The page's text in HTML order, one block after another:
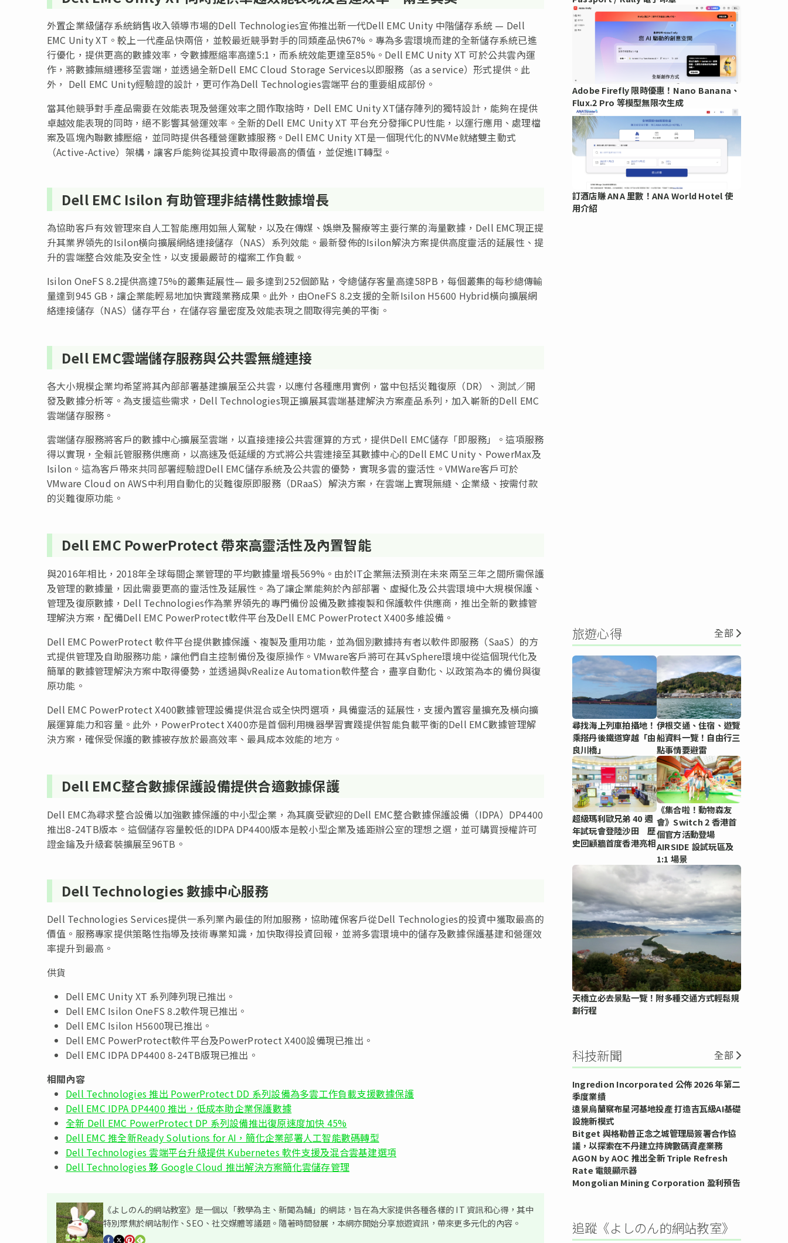
外置企業級儲存系統銷售收入領導市場的Dell Technologies宣佈推出新一代Dell EMC Unity 中階儲存系統 — Dell
EMC Unity XT。較上一代產品快兩倍，並較最近競爭對手的同類產品快67%。專為多雲環境而建的全新儲存系統已進
行優化，提供更高的數據效率，令數據壓縮率高達5:1，而系統效能更達至85%。Dell EMC Unity XT 可於公共雲內運
作，將數據無縫遷移至雲端，並透過全新Dell EMC Cloud Storage Services以即服務（as a service）形式提供。此
外， Dell EMC Unity經驗證的設計，更可作為Dell Technologies雲端平台的重要組成部份。
當其他競爭對手產品需要在效能表現及營運效率之間作取捨時，Dell EMC Unity XT儲存陣列的獨特設計，能夠在提供
卓越效能表現的同時，絕不影響其營運效率。全新的Dell EMC Unity XT 平台充分發揮CPU性能，以運行應用、處理檔
案及區塊內聯數據壓縮，並同時提供各種營運數據服務。Dell EMC Unity XT是一個現代化的NVMe就緒雙主動式
（Active-Active）架構，讓客戶能夠從其投資中取得最高的價值，並促進IT轉型。
Dell EMC Isilon 有助管理非結構性數據增長
為協助客戶有效管理來自人工智能應用如無人駕駛，以及在傳媒、娛樂及醫療等主要行業的海量數據，Dell EMC現正提
升其業界領先的Isilon橫向擴展網絡連接儲存（NAS）系列效能。最新發佈的Isilon解決方案提供高度靈活的延展性、提
升的雲端整合效能及安全性，以支援最嚴苛的檔案工作負載。
Isilon OneFS 8.2提供高達75%的叢集延展性— 最多達到252個節點，令總儲存客量高達58PB，每個叢集的每秒總傳輸
量達到945 GB，讓企業能輕易地加快實踐業務成果。此外，由OneFS 8.2支援的全新Isilon H5600 Hybrid橫向擴展網
絡連接儲存（NAS）儲存平台，在儲存容量密度及效能表現之間取得完美的平衡。
Dell EMC雲端儲存服務與公共雲無縫連接
各大小規模企業均希望將其內部部署基建擴展至公共雲，以應付各種應用實例，當中包括災難復原（DR）、測試／開
發及數據分析等。為支援這些需求，Dell Technologies現正擴展其雲端基建解決方案產品系列，加入嶄新的Dell EMC
雲端儲存服務。
雲端儲存服務將客戶的數據中心擴展至雲端，以直接連接公共雲運算的方式，提供Dell EMC儲存「即服務」。這項服務
得以實現，全賴託管服務供應商，以高速及低延緩的方式將公共雲連接至其數據中心的Dell EMC Unity、PowerMax及
Isilon。這為客戶帶來共同部署經驗證Dell EMC儲存系統及公共雲的優勢，實現多雲的靈活性。VMWare客戶可於
VMware Cloud on AWS中利用自動化的災難復原即服務（DRaaS）解決方案，在雲端上實現無縫、企業級、按需付款
的災難復原功能。
Dell EMC PowerProtect 帶來高靈活性及內置智能
與2016年相比，2018年全球每間企業管理的平均數據量增長569%。由於IT企業無法預測在未來兩至三年之間所需保護
及管理的數據量，因此需要更高的靈活性及延展性。為了讓企業能夠於內部部署、虛擬化及公共雲環境中大規模保護、
管理及復原數據，Dell Technologies作為業界領先的專門備份設備及數據複製和保護軟件供應商，推出全新的數據管
理解決方案，配備Dell EMC PowerProtect軟件平台及Dell EMC PowerProtect X400多維設備。
Dell EMC PowerProtect 軟件平台提供數據保護、複製及重用功能，並為個別數據持有者以軟件即服務（SaaS）的方
式提供管理及自助服務功能，讓他們自主控制備份及復原操作。VMware客戶將可在其vSphere環境中從這個現代化及
簡單的數據管理解決方案中取得優勢，並透過與vRealize Automation軟件整合，盡享自動化、以政策為本的備份與復
原功能。
Dell EMC PowerProtect X400數據管理設備提供混合或全快閃選項，具備靈活的延展性，支援內置容量擴充及橫向擴
展運算能力和容量。此外，PowerProtect X400亦是首個利用機器學習實踐提供智能負載平衡的Dell EMC數據管理解
決方案，確保受保護的數據被存放於最高效率、最具成本效能的地方。
Dell EMC整合數據保護設備提供合適數據保護
Dell EMC為尋求整合設備以加強數據保護的中小型企業，為其廣受歡迎的Dell EMC整合數據保護設備（IDPA）DP4400
推出8-24TB版本。這個儲存容量較低的IDPA DP4400版本是較小型企業及遙距辦公室的理想之選，並可購買授權許可
證金鑰及升級套裝擴展至96TB。
Dell Technologies 數據中心服務
Dell Technologies Services提供一系列業內最佳的附加服務，協助確保客戶從Dell Technologies的投資中獲取最高的
價值。服務專家提供策略性指導及技術專業知識，加快取得投資回報，並將多雲環境中的儲存及數據保護基建和營運效
率提升到最高。
供貨
Dell EMC Unity XT 系列陣列現已推出。
Dell EMC Isilon OneFS 8.2軟件現已推出。
Dell EMC Isilon H5600現已推出。
Dell EMC PowerProtect軟件平台及PowerProtect X400設備現已推出。
Dell EMC IDPA DP4400 8-24TB版現已推出。
相關內容
Dell Technologies 推出 PowerProtect DD 系列設備為多雲工作負載支援數據保護
Dell EMC IDPA DP4400 推出，低成本助企業保護數據
全新 Dell EMC PowerProtect DP 系列設備推出復原速度加快 45%
Dell EMC 推全新Ready Solutions for AI，簡化企業部署人工智能數碼轉型
Dell Technologies 雲端平台升級提供 Kubernetes 軟件支援及混合雲基建選項
Dell Technologies 夥 Google Cloud 推出解決方案簡化雲儲存管理
《よしのん的網站教室》是一個以「教學為主、新聞為輔」的網誌，旨在為大家提供各種各樣的 IT 資訊和心得，其中
特別聚焦於網站制作、SEO、社交媒體等議題。隨著時間發展，本網亦開始分享旅遊資訊，帶來更多元化的內容。
Adobe Firefly 限時優惠！Nano Banana、
Flux.2 Pro 等模型無限次生成
訂酒店賺 ANA 里數！ANA World Hotel 使
用介紹
旅遊心得 全部
尋找海上列車拍攝地！
乘搭丹後鐵道穿越「由
良川橋」
伊根交通、住宿、遊覽
船資料一覽！自由行三
點事情要避雷
超級瑪利歐兄弟 40 週
年試玩會登陸沙田 歷
史回顧牆首度香港亮相
《集合啦！動物森友
會》Switch 2 香港首
個官方活動登場
AIRSIDE 設試玩區及
1:1 場景
天橋立必去景點一覽！附多種交通方式輕鬆規
劃行程
科技新聞 全部
Ingredion Incorporated 公佈 2026 年第二
季度業績
遠景烏蘭察布星河基地投產 打造吉瓦級AI基礎
設施新模式
Bitget 與格勒普正念之城管理局簽署合作協
議，以探索在不丹建立持牌數碼資產業務
AGON by AOC 推出全新 Triple Refresh
Rate 電競顯示器
Mongolian Mining Corporation 盈利預告
追蹤《よしのん的網站教室》